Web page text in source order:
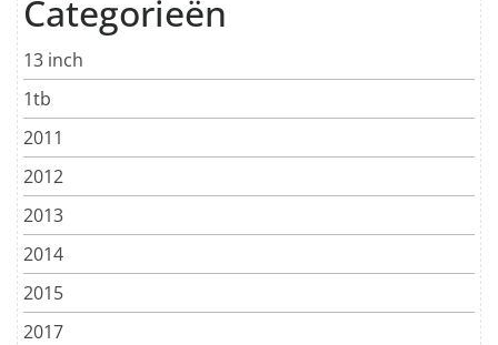
Categorieën
13 inch
1tb
2011
2012
2013
2014
2015
2017